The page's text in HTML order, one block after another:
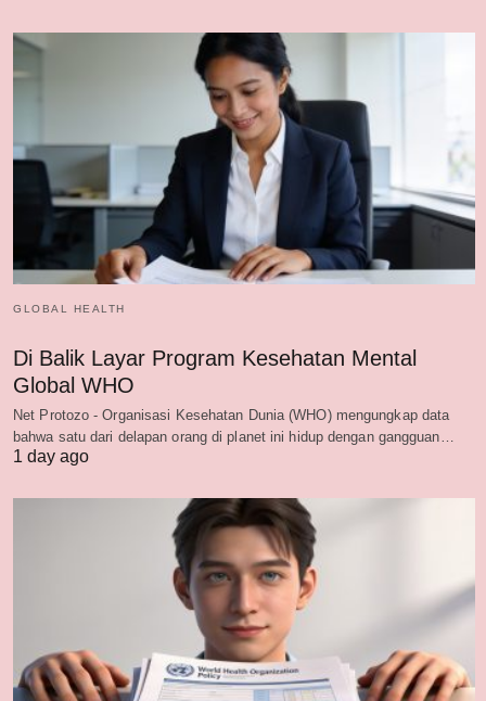
GLOBAL HEALTH
Di Balik Layar Program Kesehatan Mental
Global WHO
Net Protozo - Organisasi Kesehatan Dunia (WHO) mengungkap data
bahwa satu dari delapan orang di planet ini hidup dengan gangguan…
1 day ago